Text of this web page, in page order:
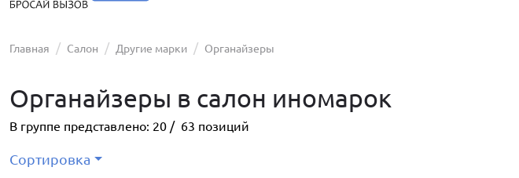
Главная Салон Другие марки Органайзеры
Органайзеры в салон иномарок
В группе представлено: 20 / 63 позиций
Сортировка